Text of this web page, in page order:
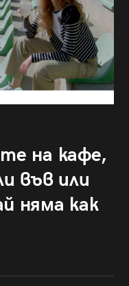
на кафе,
във или
няма как